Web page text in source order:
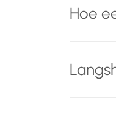
houten
u uw
Hoe